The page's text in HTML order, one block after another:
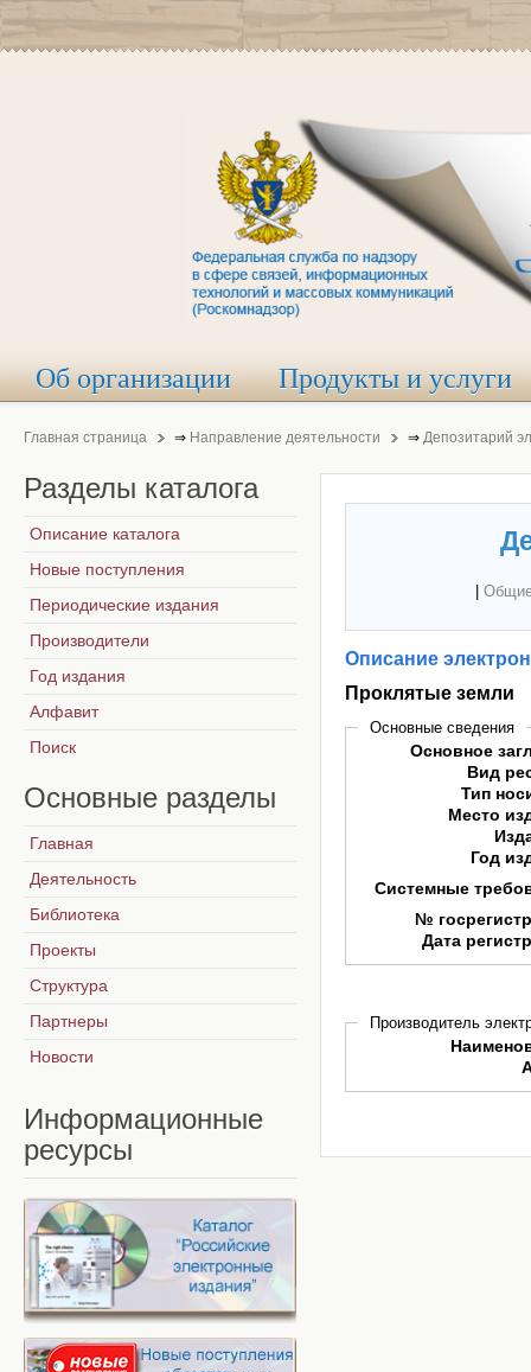
Об организации Продукты и услуги
Главная страница ⇒ Направление деятельности ⇒ Депозитарий
Описание
Проклятые земли
Основные сведения
Основное
Вид
Тип
Место
Год
Системные
№
Дата
Производитель
Разделы каталога
Описание каталога
Новые поступления
Периодические издания
Производители
Год издания
Алфавит
Поиск
Основные разделы
Главная
Деятельность
Библиотека
Проекты
Структура
Партнеры
Новости
Информационные
ресурсы